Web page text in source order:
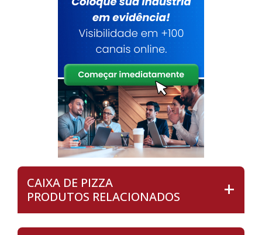
CAIXA DE PIZZA
PRODUTOS RELACIONADOS